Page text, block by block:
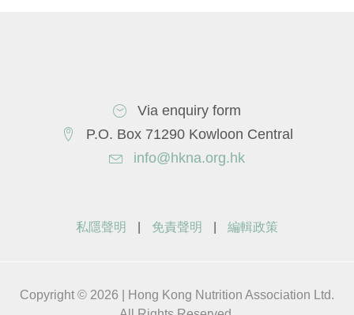
Via enquiry form
P.O. Box 71290 Kowloon Central
info@hkna.org.hk
私隱聲明 免責聲明 編輯政策
Copyright © 2026 | Hong Kong Nutrition Association Ltd.